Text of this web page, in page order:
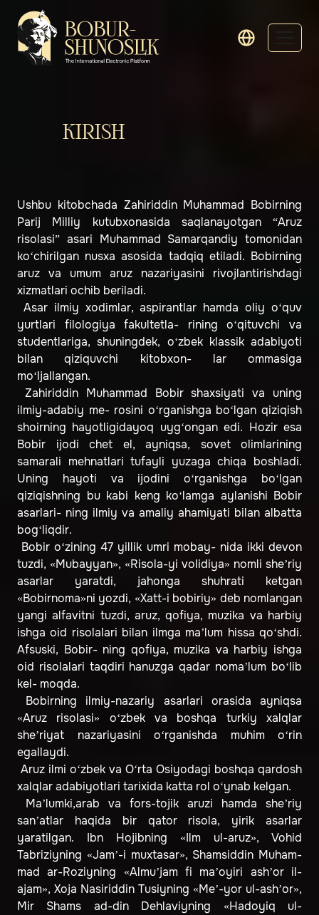
KIRISH
Ushbu kitobchada Zahiriddin Muhammad Bobirning
Parij Milliy kutubxonasida saqlanayotgan “Aruz
risolasi” asari Muhammad Samarqandiy tomonidan
ko‘chirilgan nusxa asosida tadqiq etiladi. Bobirning
aruz va umum aruz nazariyasini rivojlantirishdagi
xizmatlari ochib beriladi.
Asar ilmiy xodimlar, aspirantlar hamda oliy o‘quv
yurtlari filologiya fakultetla- rining o‘qituvchi va
studentlariga, shuningdek, o‘zbek klassik adabiyoti
bilan qiziquvchi kitobxon- lar ommasiga
mo‘ljallangan.
Zahiriddin Muhammad Bobir shaxsiyati va uning
ilmiy-adabiy me- rosini o‘rganishga bo‘lgan qiziqish
shoirning hayotligidayoq uyg‘ongan edi. Hozir esa
Bobir ijodi chet el, ayniqsa, sovet olimlarining
samarali mehnatlari tufayli yuzaga chiqa boshladi.
Uning hayoti va ijodini o‘rganishga bo‘lgan
qiziqishning bu kabi keng ko‘lamga aylanishi Bobir
asarlari- ning ilmiy va amaliy ahamiyati bilan albatta
bog‘liqdir.
Bobir o‘zining 47 yillik umri mobay- nida ikki devon
tuzdi, «Mubayyan», «Risola-yi volidiya» nomli she’riy
asarlar yaratdi, jahonga shuhrati ketgan
«Bobirnoma»ni yozdi, «Xatt-i bobiriy» deb nomlangan
yangi alfavitni tuzdi, aruz, qofiya, muzika va harbiy
ishga oid risolalari bilan ilmga ma’lum hissa qo‘shdi.
Afsuski, Bobir- ning qofiya, muzika va harbiy ishga
oid risolalari taqdiri hanuzga qadar noma’lum bo‘lib
kel- moqda.
Bobirning ilmiy-nazariy asarlari orasida ayniqsa
«Aruz risolasi» o‘zbek va boshqa turkiy xalqlar
she’riyat nazariyasini o‘rganishda muhim o‘rin
egallaydi.
Aruz ilmi o‘zbek va O‘rta Osiyodagi boshqa qardosh
xalqlar adabiyotlari tarixida katta rol o‘ynab kelgan.
Ma’lumki,arab va fors-tojik aruzi hamda she’riy
san’atlar haqida bir qator risola, yirik asarlar
yaratilgan. Ibn Hojibning «Ilm ul-aruz», Vohid
Tabriziyning «Jam’-i muxtasar», Shamsiddin Muham-
mad ar-Roziyning «Almu’jam fi ma’oyiri ash’or il-
ajam», Xoja Nasiriddin Tusiyning «Me’-yor ul-ash’or»,
Mir Shams ad-din Dehlaviyning «Hadoyiq ul-